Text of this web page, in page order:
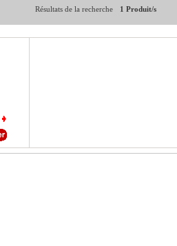
Résultats de la recherche 1 Produit/s